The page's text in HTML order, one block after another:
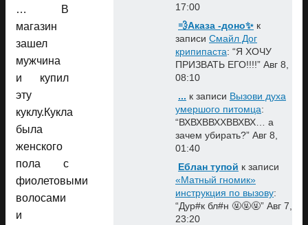
… В
магазин
зашел
мужчина
и купил
эту
куклу.Кукла
была
женского
пола с
фиолетовыми
волосами
и
17:00
💨Аказа -доно✨ к
записи Смайл Дог
крипипаста: “Я ХОЧУ
ПРИЗВАТЬ ЕГО!!!!” Авг 8,
08:10
... к записи Вызови духа
умершого питомца:
“ВХВХВВХХВВХВХ… а
зачем убирать?” Авг 8,
01:40
Еблан тупой к записи
«Матный гномик»
инструкция по вызову:
“Дур#к бл#н 🤬🤬🤬” Авг 7,
23:20